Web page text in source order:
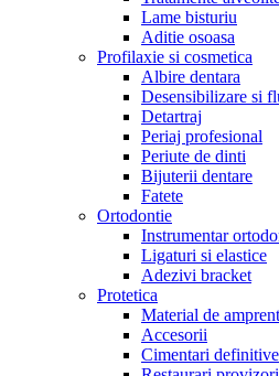
Lame bisturiu
Aditie osoasa
Profilaxie si cosmetica
Albire dentara
Desensibilizare si
Detartraj
Periaj profesional
Periute de dinti
Bijuterii dentare
Fatete
Ortodontie
Instrumentar
Ligaturi si elastice
Adezivi bracket
Protetica
Material de
Accesorii
Cimentari definitive